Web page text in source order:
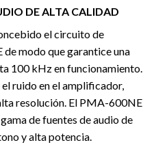
DE ALTA CALIDAD
el circuito de
modo que garantice una
100 kHz en funcionamiento.
ruido en el amplificador,
resolución. El PMA-600NE
de fuentes de audio de
y alta potencia.